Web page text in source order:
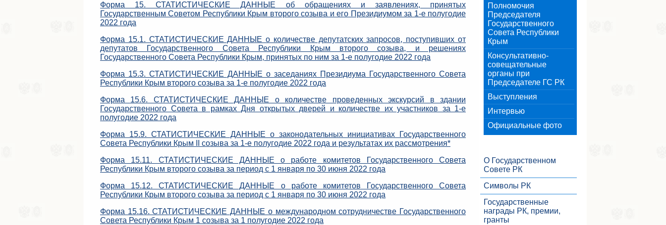
Форма 15. СТАТИСТИЧЕСКИЕ ДАННЫЕ об обращениях и заявлениях, принятых
Государственным Советом Республики Крым второго созыва и его Президиумом за 1-е полугодие
2022 года
Форма 15.1. СТАТИСТИЧЕСКИЕ ДАННЫЕ о количестве депутатских запросов, поступивших от
депутатов Государственного Совета Республики Крым второго созыва, и решениях
Государственного Совета Республики Крым, принятых по ним за 1-е полугодие 2022 года
Форма 15.3. СТАТИСТИЧЕСКИЕ ДАННЫЕ о заседаниях Президиума Государственного Совета
Республики Крым второго созыва за 1-е полугодие 2022 года
Форма 15.6. СТАТИСТИЧЕСКИЕ ДАННЫЕ о количестве проведенных экскурсий в здании
Государственного Совета в рамках Дня открытых дверей и количестве их участников за 1-е
полугодие 2022 года
Форма 15.9. СТАТИСТИЧЕСКИЕ ДАННЫЕ о законодательных инициативах Государственного
Совета Республики Крым II созыва за 1-е полугодие 2022 года и результатах их рассмотрения*
Форма 15.11. СТАТИСТИЧЕСКИЕ ДАННЫЕ о работе комитетов Государственного Совета
Республики Крым второго созыва за период с 1 января по 30 июня 2022 года
Форма 15.12. СТАТИСТИЧЕСКИЕ ДАННЫЕ о работе комитетов Государственного Совета
Республики Крым второго созыва за период с 1 января по 30 июня 2022 года
Форма 15.16. СТАТИСТИЧЕСКИЕ ДАННЫЕ о международном сотрудничестве Государственного
Совета Республики Крым 1 созыва за 1 полугодие 2022 года
Полномочия
Председателя
Государственного
Совета Республики
Крым
Консультативно-
совещательные
органы при
Председателе ГС РК
Выступления
Интервью
Официальные фото
О Государственном
Совете РК
Символы РК
Государственные
награды РК, премии,
гранты